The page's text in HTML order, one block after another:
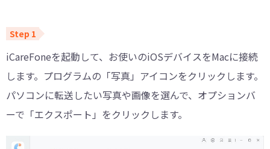
iCareFoneを起動して、お使いのiOSデバイスをMacに接続
します。プログラムの「写真」アイコンをクリックします。
パソコンに転送したい写真や画像を選んで、オプションバ
ーで「エクスポート」をクリックします。